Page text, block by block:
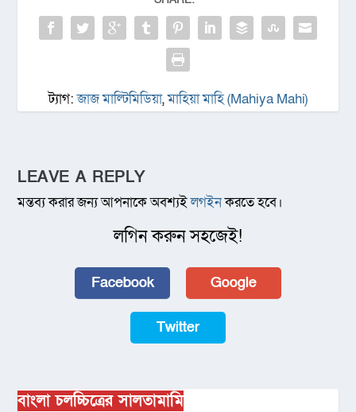
ট্যাগ:জাজ মাল্টিমিডিয়া,মাহিয়া মাহি (Mahiya Mahi)
LEAVE A REPLY
মন্তব্য করার জন্য আপনাকে অবশ্যইলগইনকরতে হবে।
লগিন করুন সহজেই!
Facebook Google
Twitter
বাংলা চলচ্চিত্রের সালতামামি